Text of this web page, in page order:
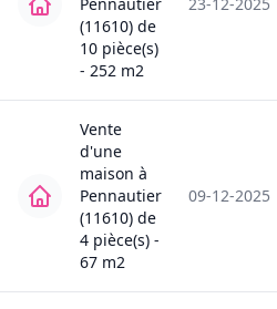
Pennautier
(11610) de
10 pièce(s)
- 252 m2
23-12-2025
Vente
d'une
maison à
Pennautier
(11610) de
4 pièce(s) -
67 m2
09-12-2025